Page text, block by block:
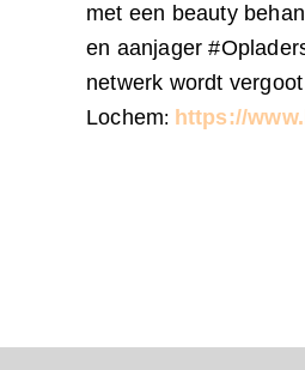
met een beauty
en aanjager
netwerk wordt
Lochem: https://